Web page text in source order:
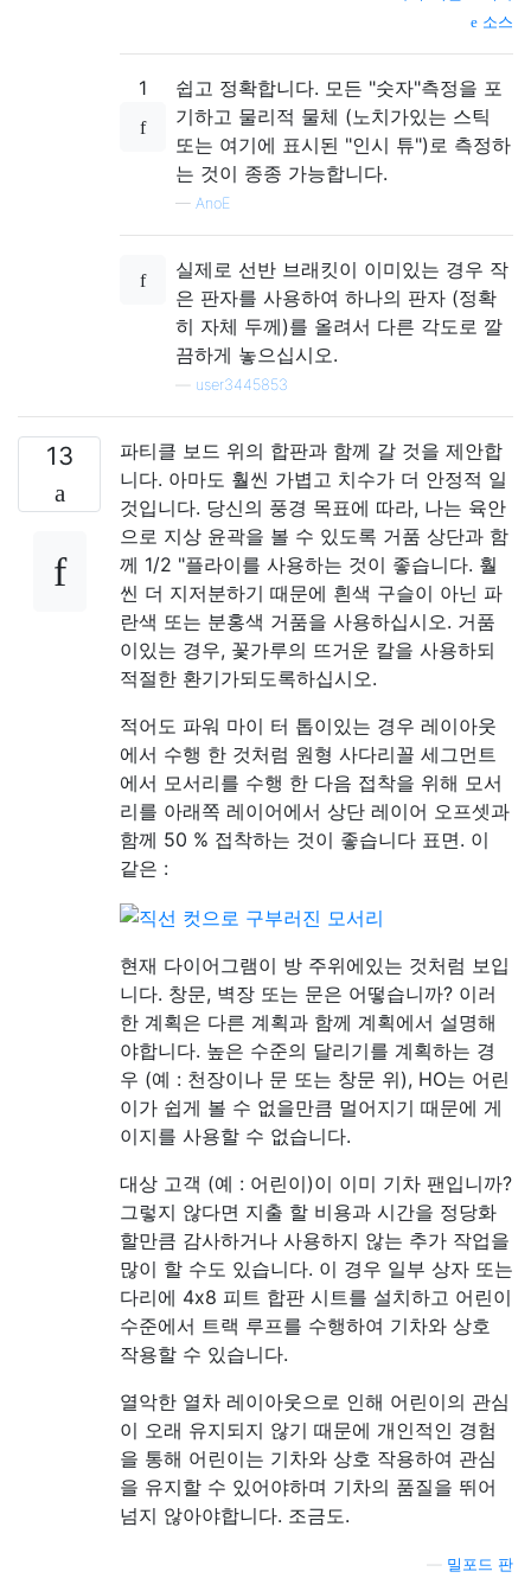
소스
1
쉽고 정확합니다. 모든 "숫자"측정을 포
기하고 물리적 물체 (노치가있는 스틱
또는 여기에 표시된 "인시 튜")로 측정하
는 것이 종종 가능합니다.
— AnoE
실제로 선반 브래킷이 이미있는 경우 작
은 판자를 사용하여 하나의 판자 (정확
히 자체 두께)를 올려서 다른 각도로 깔
끔하게 놓으십시오.
user3445853
13
파티클 보드 위의 합판과 함께 갈 것을 제안합
니다. 아마도 훨씬 가볍고 치수가 더 안정적 일
것입니다. 당신의 풍경 목표에 따라, 나는 육안
으로 지상 윤곽을 볼 수 있도록 거품 상단과 함
께 1/2 "플라이를 사용하는 것이 좋습니다. 훨
씬 더 지저분하기 때문에 흰색 구슬이 아닌 파
란색 또는 분홍색 거품을 사용하십시오. 거품
이있는 경우, 꽃가루의 뜨거운 칼을 사용하되
적절한 환기가되도록하십시오.
적어도 파워 마이 터 톱이있는 경우 레이아웃
에서 수행 한 것처럼 원형 사다리꼴 세그먼트
에서 모서리를 수행 한 다음 접착을 위해 모서
리를 아래쪽 레이어에서 상단 레이어 오프셋과
함께 50 % 접착하는 것이 좋습니다 표면. 이
같은 :
현재 다이어그램이 방 주위에있는 것처럼 보입
니다. 창문, 벽장 또는 문은 어떻습니까? 이러
한 계획은 다른 계획과 함께 계획에서 설명해
야합니다. 높은 수준의 달리기를 계획하는 경
우 (예 : 천장이나 문 또는 창문 위), HO는 어린
이가 쉽게 볼 수 없을만큼 멀어지기 때문에 게
이지를 사용할 수 없습니다.
대상 고객 (예 : 어린이)이 이미 기차 팬입니까?
그렇지 않다면 지출 할 비용과 시간을 정당화
할만큼 감사하거나 사용하지 않는 추가 작업을
많이 할 수도 있습니다. 이 경우 일부 상자 또는
다리에 4x8 피트 합판 시트를 설치하고 어린이
수준에서 트랙 루프를 수행하여 기차와 상호
작용할 수 있습니다.
열악한 열차 레이아웃으로 인해 어린이의 관심
이 오래 유지되지 않기 때문에 개인적인 경험
을 통해 어린이는 기차와 상호 작용하여 관심
을 유지할 수 있어야하며 기차의 품질을 뛰어
넘지 않아야합니다. 조금도.
밀포드 판